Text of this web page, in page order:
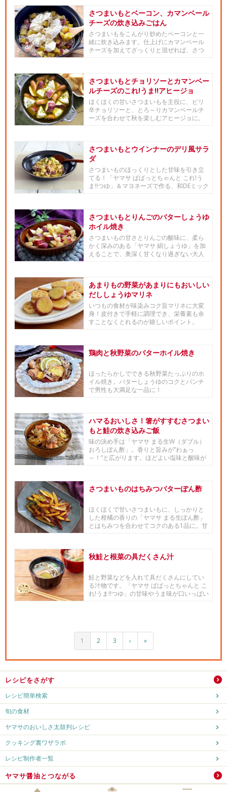
さつまいもとベーコン、カマンベール
チーズの炊き込みごはん
さつまいもをこんがり炒めたベーコンと一
緒に炊き込みます。仕上げにカマンベール
チーズを加えてざっくりと混ぜれば、さつ
さつまいもとチョリソーとカマンベー
ルチーズのこれ!うま!!アヒージョ
ほくほくの甘いさつまいもを主役に、ピリ
辛チョリソーと、とろ～りカマンベールチ
ーズを合わせて秋を楽しむアヒージョに。
さつまいもとウインナーのデリ風サラ
ダ
さつまいものほっくりとした甘味を引き立
てる！「ヤマサ ぱぱっとちゃんと これ!う
ま!!つゆ」＆マヨネーズで作る、和DEミック
さつまいもとりんごのバターしょうゆ
ホイル焼き
さつまいもの甘さとりんごの酸味に、柔ら
かく深みのある「ヤマサ 絹しょうゆ」を加
えることで、奥深く甘くなり過ぎない大人
あまりもの野菜があまりにもおいしい
だししょうゆマリネ
いつもの食材が味染みコク旨マリネに大変
身！皮付きで手軽に調理でき、栄養素も余
すことなくとれるのが嬉しいポイント。
鶏肉と秋野菜のバターホイル焼き
ほったらかしでできる秋野菜たっぷりのホ
イル焼き。バターしょうゆのコクとパンチ
で男性も大満足な一品に！
ハマるおいしさ！箸がすすむさつまい
もと鮭の炊き込みご飯
味の決め手は「ヤマサ まる生W（ダブル）
おろしぽん酢」。香りと旨みが”わぁっ
～！”と広がります。ほどよい塩味と酸味が
さつまいものはちみつバターぽん酢
ほくほくで甘いさつまいもに、しっかりと
した柑橘の香りの「ヤマサ まる生ぽん酢」
とはちみつを合わせてコクのある1品に。甘
秋鮭と根菜の具だくさん汁
鮭と野菜などを入れて具だくさんにしてい
る汁物です。「ヤマサ ぱぱっとちゃんと こ
れ!うま!!つゆ」の甘味やうま味が口いっぱい
1 2 3 › »
レシピをさがす
レシピ簡単検索
旬の食材
ヤマサのおいしさ太鼓判レシピ
クッキング裏ワザラボ
レシピ制作者一覧
ヤマサ醤油とつながる